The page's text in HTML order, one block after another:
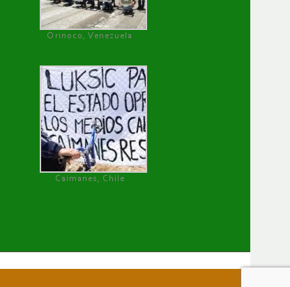
Orinoco, Venezuela
Caimanes, Chile